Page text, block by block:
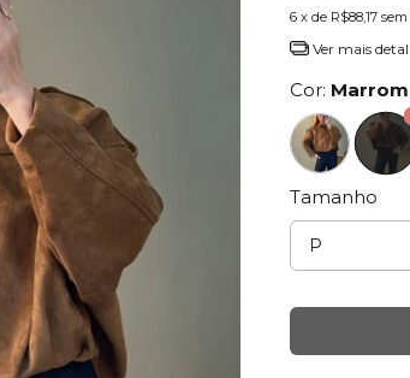
6 x de R$88,17
Ver mais
Cor: Marrom
Tamanho